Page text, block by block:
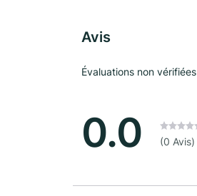
Avis
Évaluations non vérifiées
0.0 (0 Avis)